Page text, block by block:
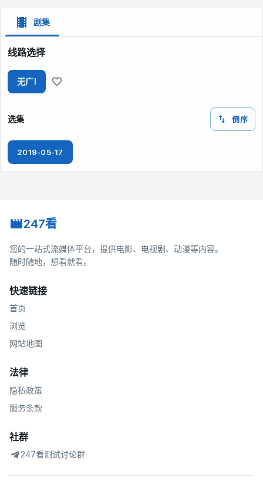
剧集
线路选择
无广I
选集 倒序
2019-05-17
247看
您的一站式流媒体平台，提供电影、电视剧、动漫等内容。
随时随地，想看就看。
快速链接
首页
浏览
网站地图
法律
隐私政策
服务条款
社群
247看测试讨论群